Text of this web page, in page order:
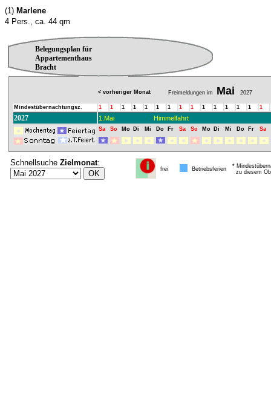
(1) Marlene
4 Pers., ca. 44 qm
Belegungsplan für
Appartementhaus
Bracht
< vorheriger Monat Freimeldungen im Mai 2027
Mindestübernachtungsz. 1 1 1 1 1 1 1 1 1 1 1 1 1 1 1
2027 1.Mai Himmelfahrt
Sa So Mo Di Mi Do Fr Sa So Mo Di Mi Do Fr Sa
Schnellsuche Zielmonat:
frei Betriebsferien
*
zu diesem